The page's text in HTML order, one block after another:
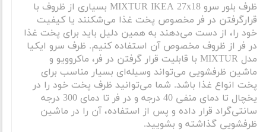
ظرف بلور سرو MIXTUR IKEA 27x18 بسیاری از ظروف با
قرار‌گرفتن در فر مخصوص پخت غذا می‌شکنند یا کیفیت
خود را، از دست می‌دهند به همین دلیل باید برای پخت غذا
در فر از ظروف مخصوص آن استفاده کنیم. ظرف سرو ایکیا
مدل MIXTUR با قابلیت قرار گرفتن در فر، ماکروویو و
ماشین ظرفشویی می‌تواند وسیله‌ای بسیار مناسب برای
پخت انواع غذا باشد. شما می‌توانید ظرف پخت خود را در
یخچال تا دمای منفی 40 درجه و در فر تا دمای 300 درجه
سانتی‌گراد قرار داده و پس از استفاده، آن را در ماشین
ظرفشویی گذاشته و بشویید.